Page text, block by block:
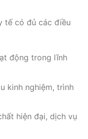
tế có đủ các điều
động trong lĩnh
kinh nghiệm, trình
hiện đại, dịch vụ